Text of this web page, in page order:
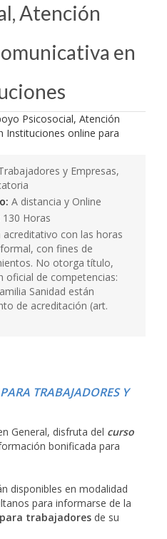
Atención
en
y Empresas,
A distancia y Online
130 Horas
acreditativo con las horas
con fines de
No otorga título,
oficial de competencias:
Sanidad están
de acreditación (art.
TRABAJADORES Y
General, disfruta del curso
bonificada para
disponibles en modalidad
para informarse de la
trabajadores de su